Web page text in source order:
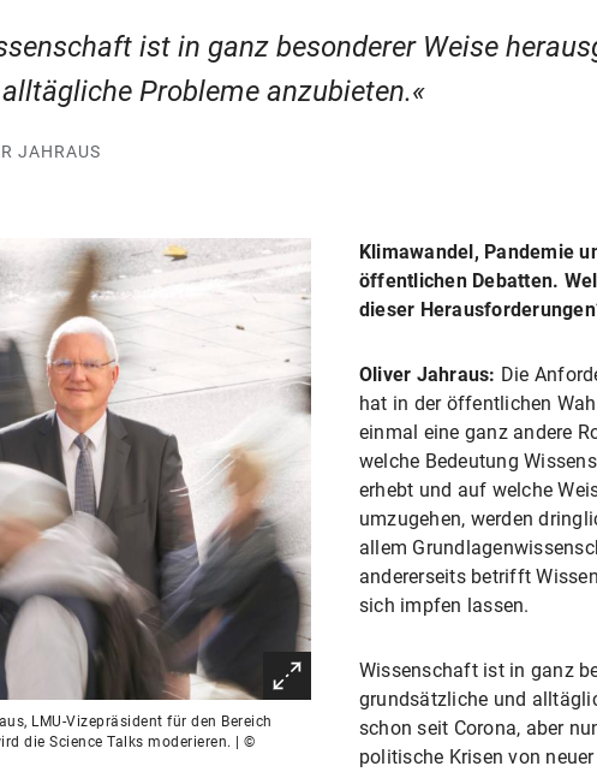
ist in ganz besonderer Weise
Probleme anzubieten.
JAHRAUS
LMU-Vizepräsident für den Bereich
die Science Talks moderieren. | ©
Klimawandel, Pandemie
öffentlichen Debatten.
dieser
Oliver Jahraus: Die
hat in der öffentlichen
einmal eine ganz andere
welche Bedeutung
erhebt und auf welche
umzugehen, werden
allem
andererseits betrifft
sich impfen lassen.
Wissenschaft ist in ganz
grundsätzliche und
schon seit Corona, aber
politische Krisen von